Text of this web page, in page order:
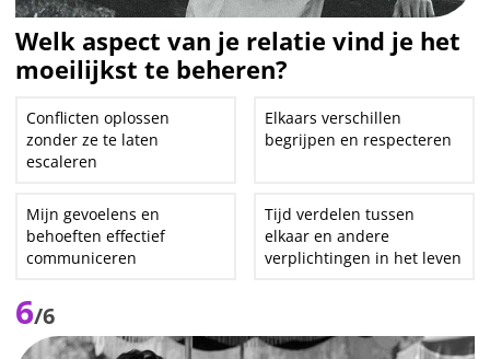
Welk aspect van je relatie vind je het
moeilijkst te beheren?
Conflicten oplossen
zonder ze te laten
escaleren
Elkaars verschillen
begrijpen en respecteren
Mijn gevoelens en
behoeften effectief
communiceren
Tijd verdelen tussen
elkaar en andere
verplichtingen in het leven
6/6